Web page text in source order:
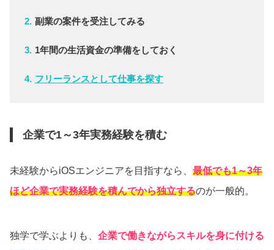
副業の案件を受注してみる
1年間の生活資金の準備をしておく
フリーランスとして仕事を探す
企業で1～3年実務経験を積む
未経験からiOSエンジニアを目指すなら、 最低でも1～3年
ほど企業で実務経験を積んでから独立するのが一般的。
独学で学ぶよりも、 企業で働きながらスキルを身に付ける